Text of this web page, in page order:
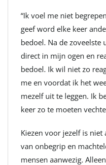
“Ik voel me niet
geef word elke keer
bedoel. Na de zoveelste
direct in mijn ogen en
bedoel. Ik wil niet zo
me en voordat ik het
mezelf uit te leggen. Ik
keer zo te moeten
Kiezen voor jezelf is
van onbegrip en
mensen aanwezig.